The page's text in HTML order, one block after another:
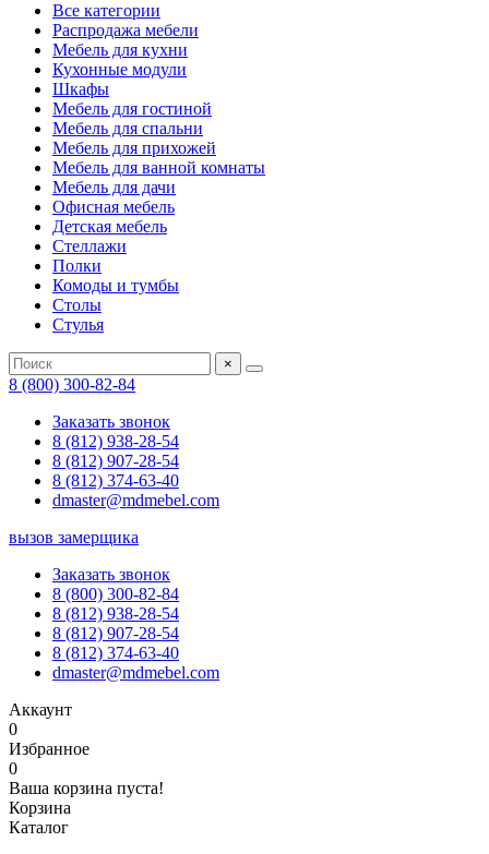
Все категории
Распродажа мебели
Мебель для кухни
Кухонные модули
Шкафы
Мебель для гостиной
Мебель для спальни
Мебель для прихожей
Мебель для ванной комнаты
Мебель для дачи
Офисная мебель
Детская мебель
Стеллажи
Полки
Комоды и тумбы
Столы
Стулья
×
8 (800) 300-82-84
Заказать звонок
8 (812) 938-28-54
8 (812) 907-28-54
8 (812) 374-63-40
dmaster@mdmebel.com
вызов замерщика
Заказать звонок
8 (800) 300-82-84
8 (812) 938-28-54
8 (812) 907-28-54
8 (812) 374-63-40
dmaster@mdmebel.com
Аккаунт
0
Избранное
0
Ваша корзина пуста!
Корзина
Каталог